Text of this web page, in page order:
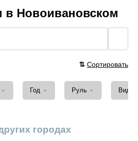
в Новоивановском
⇅ Сортировать
⌄ Год ⌄ Руль ⌄ Вид
городах